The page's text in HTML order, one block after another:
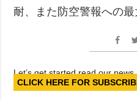
耐、また防空警報への最
Let’s get started read our
CLICK HERE FOR